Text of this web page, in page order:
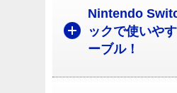
Nintendo
ックで使いや
ーブル！